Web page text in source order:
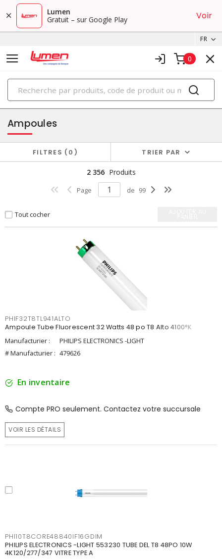
Lumen
Gratuit – sur Google Play
Voir
FR
0
PRODUITS
éclairage
Ampoules
FILTRES 0 TRIER PAR
2 356 Produits
Page de 99
Tout cocher
PHIF32T8TL941ALTO
Ampoule Tube Fluorescent 32 Watts 48 po T8 Alto 4100°K
Manufacturier :
PHILIPS ELECTRONICS -LIGHT
# Manufacturier : 479626
En inventaire
Compte PRO seulement. Contactez votre succursale
VOIR LES DÉTAILS
PHI10T8CORE48840IF16GDIM
PHILIPS ELECTRONICS -LIGHT 553230 TUBE DEL T8 48PO 10W
4K120/277/347 VITRE TYPE A